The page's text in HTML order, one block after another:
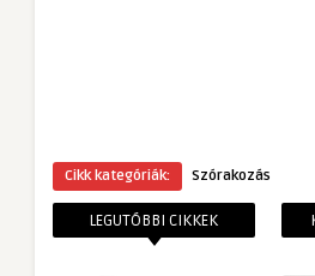
Cikk kategóriák: Szórakozás
LEGUTÓBBI CIKKEK